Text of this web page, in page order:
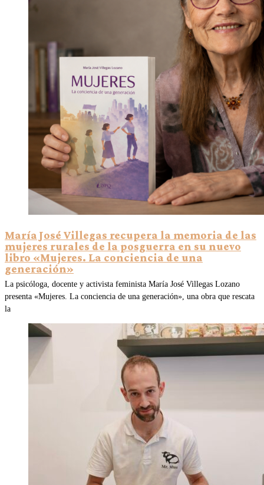
María José Villegas recupera la memoria de las
mujeres rurales de la posguerra en su nuevo
libro «Mujeres. La conciencia de una
generación»
La psicóloga, docente y activista feminista María José Villegas Lozano
presenta «Mujeres. La conciencia de una generación», una obra que rescata
la